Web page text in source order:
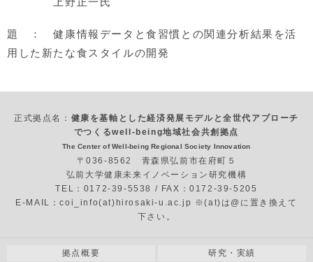
題 ： 健康情報データと食習慣との関連分析結果を活
用した新たな食スタイルの開発
正式拠点名： 健康を基軸とした経済発展モデルと全世代アプローチ
でつくるwell-being地域社会共創拠点
The Center of Well-being Regional Society Innovation
〒036-8562 青森県弘前市在府町５
弘前大学健康未来イノベーション研究機構
TEL：0172-39-5538 / FAX：0172-39-5205
E-MAIL：coi_info(at)hirosaki-u.ac.jp ※(at)は@に置き換えて
下さい。
拠点概要 研究・実績